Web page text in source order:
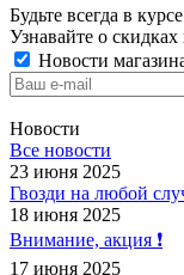
Будьте всегда в
Узнавайте о
Новости
Новости
Все новости
23 июня 2025
Гвозди на любой
18 июня 2025
Внимание, акция ❗️
17 июня 2025